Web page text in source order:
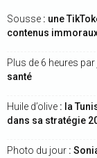
Sousse : une
contenus
Plus de 6 heures
santé
Huile d’olive : la
dans sa stratégie
Photo du jour :